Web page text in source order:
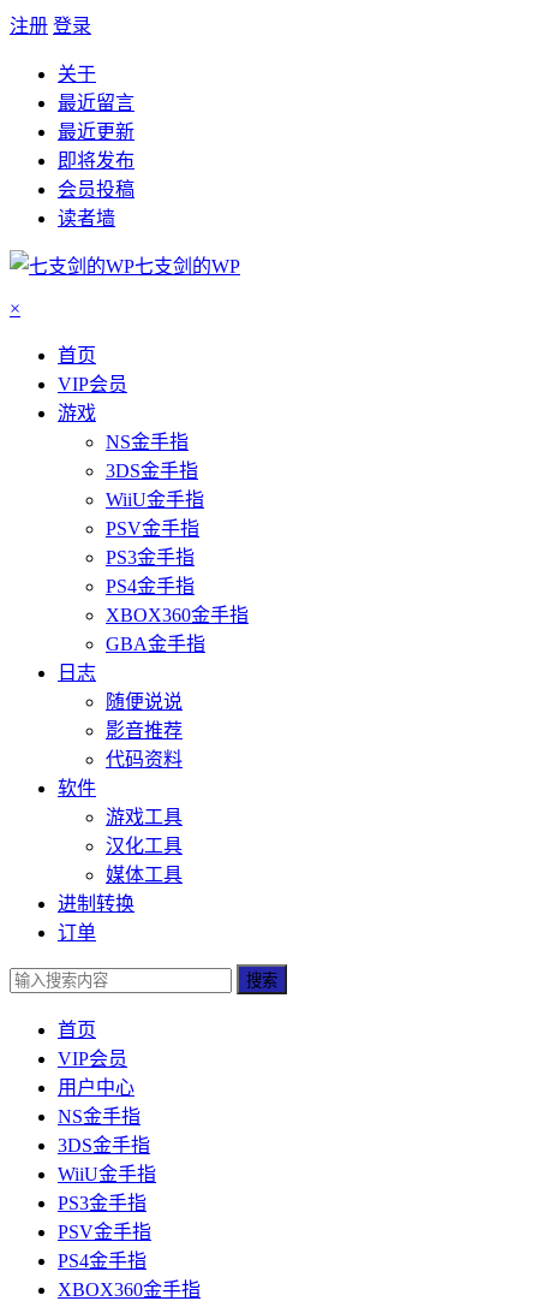
注册 登录
关于
最近留言
最近更新
即将发布
会员投稿
读者墙
七支剑的WP
×
首页
VIP会员
游戏
NS金手指
3DS金手指
WiiU金手指
PSV金手指
PS3金手指
PS4金手指
XBOX360金手指
GBA金手指
日志
随便说说
影音推荐
代码资料
软件
游戏工具
汉化工具
媒体工具
进制转换
订单
搜索
首页
VIP会员
用户中心
NS金手指
3DS金手指
WiiU金手指
PS3金手指
PSV金手指
PS4金手指
XBOX360金手指